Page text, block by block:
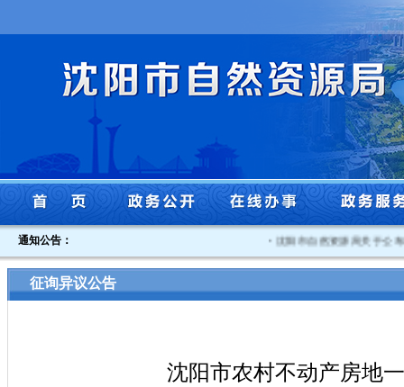
通知公告： 沈阳市自然资源局关于公
征询异议公告
沈阳市农村不动产房地